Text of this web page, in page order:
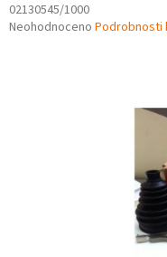
02130545/1000
Průměrné
Neohodnoceno Podrobnosti